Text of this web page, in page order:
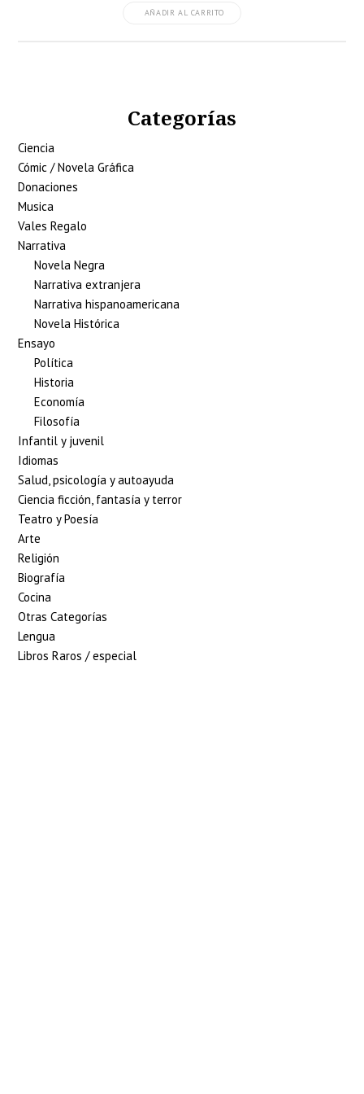
AÑADIR AL CARRITO
Categorías
Ciencia
Cómic / Novela Gráfica
Donaciones
Musica
Vales Regalo
Narrativa
Novela Negra
Narrativa extranjera
Narrativa hispanoamericana
Novela Histórica
Ensayo
Política
Historia
Economía
Filosofía
Infantil y juvenil
Idiomas
Salud, psicología y autoayuda
Ciencia ficción, fantasía y terror
Teatro y Poesía
Arte
Religión
Biografía
Cocina
Otras Categorías
Lengua
Libros Raros / especial